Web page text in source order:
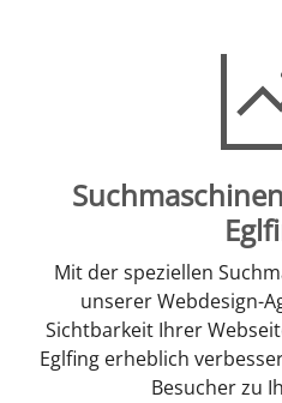
Mit der speziellen
unserer Webdesign-
Sichtbarkeit Ihrer
Eglfing erheblich
Besucher zu